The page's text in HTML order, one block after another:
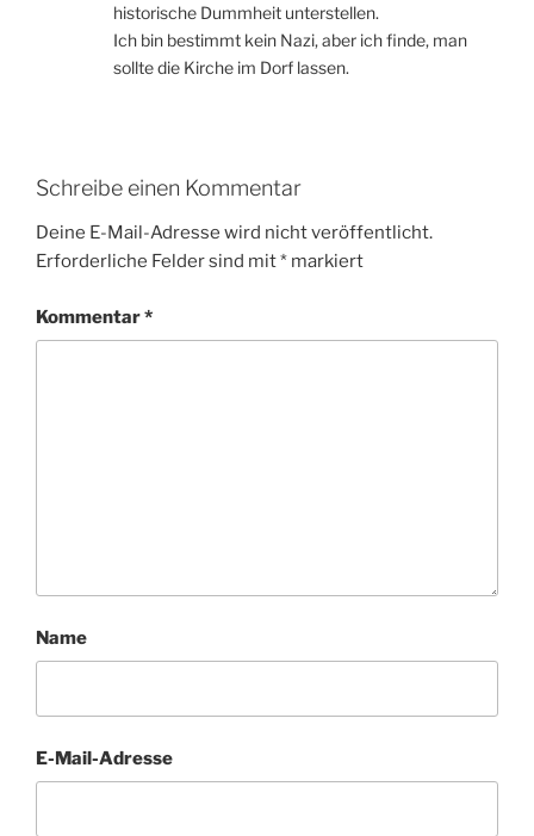
historische Dummheit unterstellen.
Ich bin bestimmt kein Nazi, aber ich finde, man
sollte die Kirche im Dorf lassen.
Schreibe einen Kommentar
Deine E-Mail-Adresse wird nicht veröffentlicht.
Erforderliche Felder sind mit* markiert
Kommentar*
Name
E-Mail-Adresse